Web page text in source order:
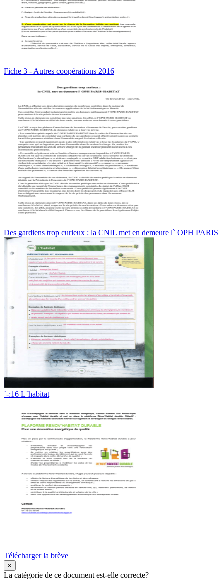
Fiche 3 - Autres coopérations 2016
Des gardiens trop curieux : la CNIL met en demeure l` OPH PARIS
`-:16 L`habitat
Télécharger la brève
×
La catégorie de ce document est-elle correcte?